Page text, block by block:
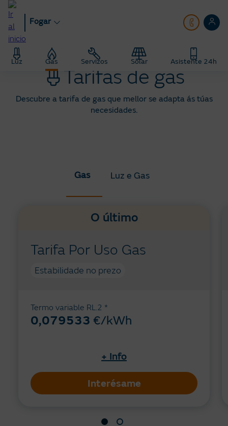
ao
contido
principal
Fogar
Luz Gas Servizos Solar Asistente 24h
Fogar Gas
Tarifas de gas
Descubre a tarifa de gas que mellor se adapta ás túas
necesidades.
Gas Luz e Gas
O último
Tarifa Por Uso Gas
Estabilidade no prezo
Termo variable RL.2 *
0,079533 €/kWh
+ Info
Interésame